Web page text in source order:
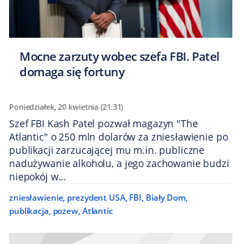
Mocne zarzuty wobec szefa FBI. Patel
domaga się fortuny
Poniedziałek, 20 kwietnia (21:31)
Szef FBI Kash Patel pozwał magazyn "The
Atlantic" o 250 mln dolarów za zniesławienie po
publikacji zarzucającej mu m.in. publiczne
nadużywanie alkoholu, a jego zachowanie budzi
niepokój w...
zniesławienie, prezydent USA, FBI, Biały Dom,
publikacja, pozew,Atlantic